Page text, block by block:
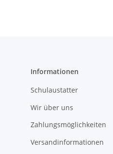
Informationen
Schulaustatter
Wir über uns
Zahlungsmöglichkeiten
Versandinformationen